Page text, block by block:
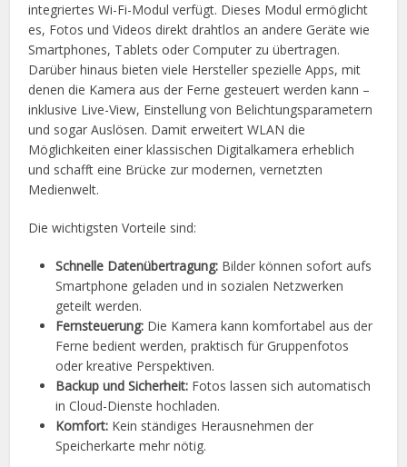
integriertes Wi-Fi-Modul verfügt. Dieses Modul ermöglicht
es, Fotos und Videos direkt drahtlos an andere Geräte wie
Smartphones, Tablets oder Computer zu übertragen.
Darüber hinaus bieten viele Hersteller spezielle Apps, mit
denen die Kamera aus der Ferne gesteuert werden kann –
inklusive Live-View, Einstellung von Belichtungsparametern
und sogar Auslösen. Damit erweitert WLAN die
Möglichkeiten einer klassischen Digitalkamera erheblich
und schafft eine Brücke zur modernen, vernetzten
Medienwelt.
Die wichtigsten Vorteile sind:
Schnelle Datenübertragung: Bilder können sofort aufs
Smartphone geladen und in sozialen Netzwerken
geteilt werden.
Fernsteuerung: Die Kamera kann komfortabel aus der
Ferne bedient werden, praktisch für Gruppenfotos
oder kreative Perspektiven.
Backup und Sicherheit: Fotos lassen sich automatisch
in Cloud-Dienste hochladen.
Komfort: Kein ständiges Herausnehmen der
Speicherkarte mehr nötig.